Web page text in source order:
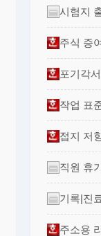
시험지
주식 증
포기각
작업 표
접지 저
직원 휴
기록|진
주소용